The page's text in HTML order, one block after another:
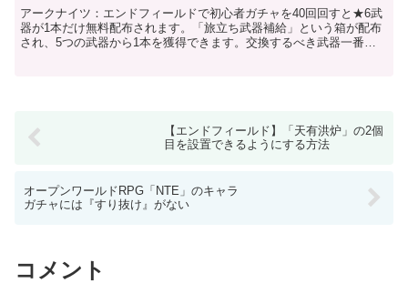
アークナイツ：エンドフィールドで初心者ガチャを40回回すと★6武
器が1本だけ無料配布されます。「旅立ち武器補給」という箱が配布
され、5つの武器から1本を獲得できます。交換するべき武器一番の
【エンドフィールド】「天有洪炉」の2個
目を設置できるようにする方法
オープンワールドRPG「NTE」のキャラ
ガチャには『すり抜け』がない
コメント